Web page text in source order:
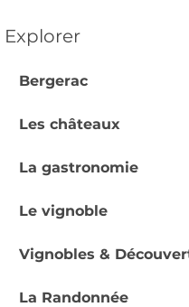
Explorer
Bergerac
Les châteaux
La gastronomie
Le vignoble
Vignobles &
La Randonnée
de
de
les contenus et
et
en situation de